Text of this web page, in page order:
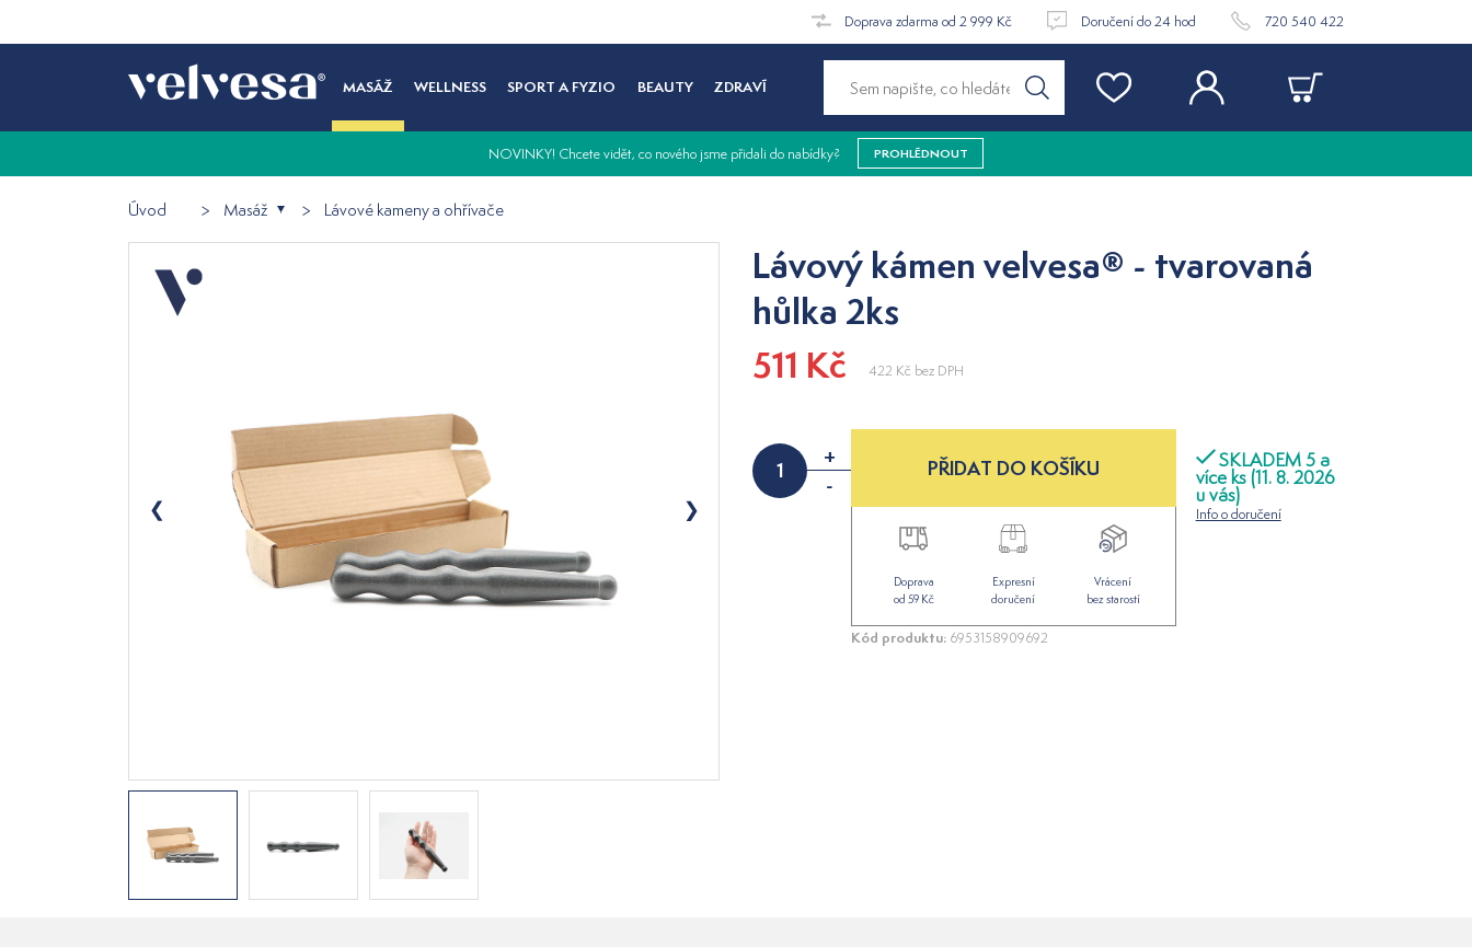
Doprava zdarma od 2 999 Kč Doručení do 24 hod 720 540 422
MASÁŽ WELLNESS SPORT A FYZIO BEAUTY ZDRAVÍ
NOVINKY! Chcete vidět, co nového jsme přidali do nabídky? PROHLÉDNOUT
Úvod Masáž Lávové kameny a ohřívače
Lávový kámen velvesa® - tvarovaná
hůlka 2ks
511 Kč
422 Kč bez DPH
+
-
SKLADEM 5 a
více ks (11. 8. 2026
u vás)
Info o doručení
PŘIDAT DO KOŠÍKU
Doprava
od 59 Kč
Expresní
doručení
Vrácení
bez starostí
Kód produktu: 6953158909692